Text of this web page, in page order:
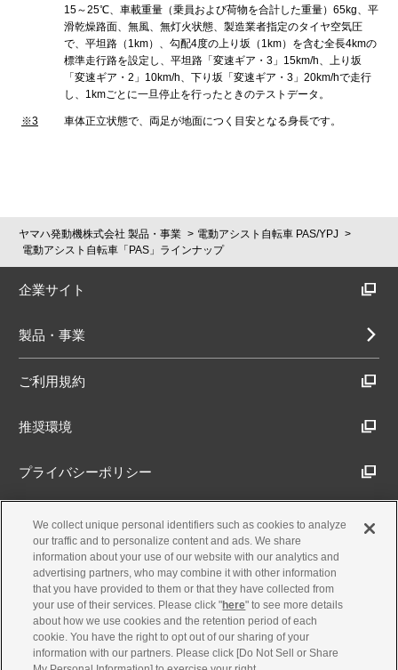
15～25℃、車載重量（乗員および荷物を合計した重量）65kg、平
滑乾燥路面、無風、無灯火状態、製造業者指定のタイヤ空気圧
で、平坦路（1km）、勾配4度の上り坂（1km）を含む全長4kmの
標準走行路を設定し、平坦路「変速ギア・3」15km/h、上り坂
「変速ギア・2」10km/h、下り坂「変速ギア・3」20km/hで走行
し、1kmごとに一旦停止を行ったときのテストデータ。
※3 車体正立状態で、両足が地面につく目安となる身長です。
ヤマハ発動機株式会社 製品・事業
電動アシスト自転車 PAS/YPJ
電動アシスト自転車「PAS」ラインナップ
企業サイト
製品・事業
ご利用規約
推奨環境
プライバシーポリシー
Cookieポリシー
アクセシビリティ方針
古物営業法に基づく表示
We collect unique personal identifiers such as cookies to analyze
our traffic and to personalize content and ads. We share
information about your use of our website with our analytics and
advertising partners, who may combine it with other information
that you have provided to them or that they have collected from
your use of their services. Please click "here" to see more details
about how we use cookies and the retention period of each
cookie. You have the right to opt out of our sharing of your
information with our partners. Please click [Do Not Sell or Share